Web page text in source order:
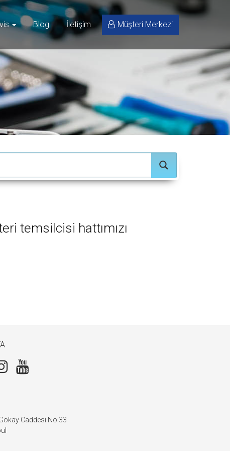
Blog İletişim Müşteri Merkezi
temsilcisi hattımızı
Caddesi No:33